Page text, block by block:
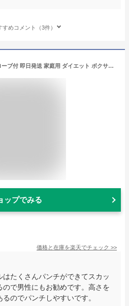
すめコメント（3件）
パンチングマシーン グローブ付 即日発送 家庭用 ダイエット ボクサー パンチングボール パンチングマシン サンドバッグ 高さ調節 スタンド トレーニング ストレス解消 発散 大人 室内 子供 男性 女性 ボクシング フィットネス クリスマス プレゼント ボクシング
ップでみる
価格と在庫を楽天でチェック >>
たくさんパンチができてスカッ
ので男性にもお勧めです。高さを
のでパンチしやすいです。